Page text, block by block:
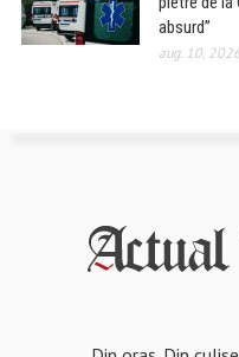
absurd”
aug. 10,